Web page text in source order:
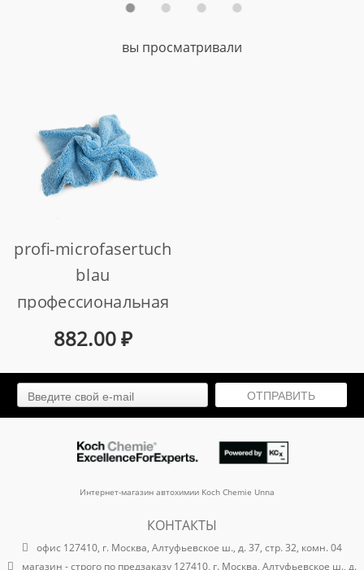
оверлоченная 2 шт.
вы просматривали
profi-microfasertuch
blau
профессиональная
микрофазерная
арт. 999241
882.00₽
ОТПРАВИТЬ
Интернет-магазин автохимии Koch Chemie Unna
КОНТАКТЫ
офис 127410, г. Москва, Алтуфьевское ш., д. 37, стр. 32, комн. 04
магазин - строго по предзаказу 127410, г. Москва, Алтуфьевское ш., д.